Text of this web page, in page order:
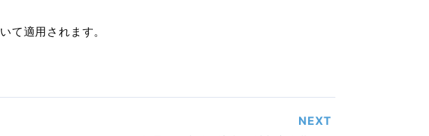
て適用されます。
NEXT